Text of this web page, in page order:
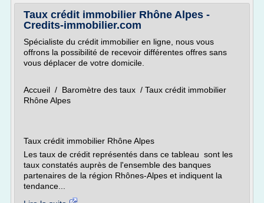
Taux crédit immobilier Rhône Alpes -
Credits-immobilier.com
Spécialiste du crédit immobilier en ligne, nous vous
offrons la possibilité de recevoir différentes offres sans
vous déplacer de votre domicile.
Accueil / Baromètre des taux / Taux crédit immobilier
Rhône Alpes
Taux crédit immobilier Rhône Alpes
Les taux de crédit représentés dans ce tableau sont les
taux constatés auprès de l'ensemble des banques
partenaires de la région Rhônes-Alpes et indiquent la
tendance...